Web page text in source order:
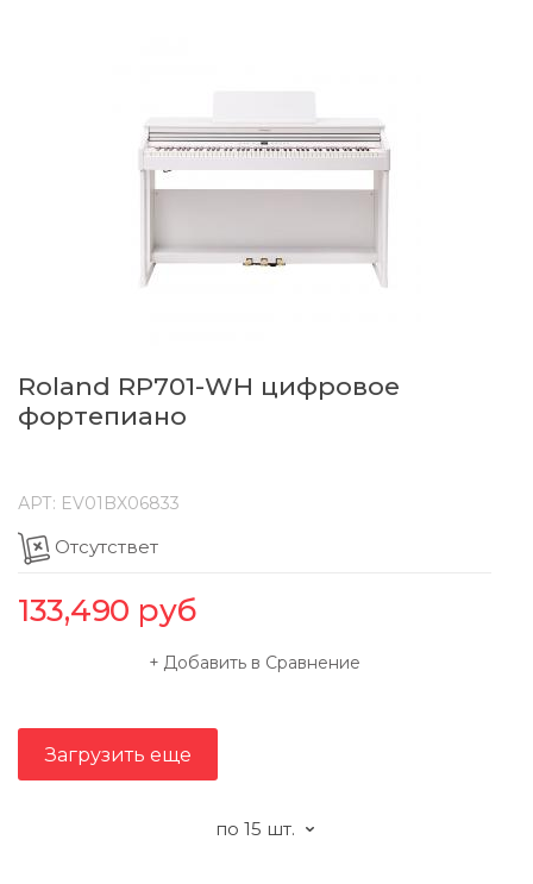
Roland RP701-WH цифровое
фортепиано
АРТ: EV01BX06833
Отсутствет
133,490 руб
Добавить в Сравнение
Загрузить еще